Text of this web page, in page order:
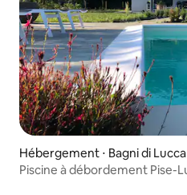
Hébergement ⋅ Bagni di Lucca
Piscine à débordement Pise-